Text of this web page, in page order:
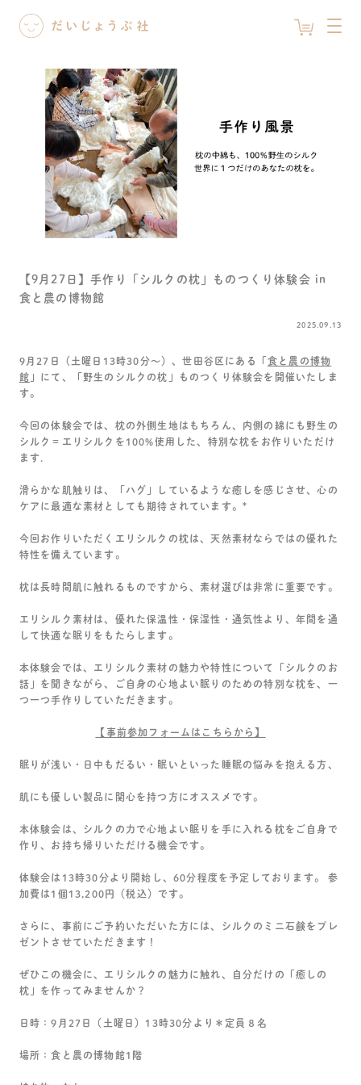
【9月27日】手作り「シルクの枕」ものつくり体験会 in
食と農の博物館
2025.09.13
9月27日（土曜日13時30分～）、世田谷区にある「食と農の博物
館 」にて、「野生のシルクの枕」ものつくり体験会を開催いたしま
す。
今回の体験会では、 枕の外側生地はもちろん、内側の綿にも野生の
シルク＝エリシルクを100%使用 した、特別な枕をお作りいただけ
ます.
滑らかな肌触り は、「ハグ」しているような癒し を感じさせ、心の
ケアに最適な素材としても期待されています。*
今回お作りいただくエリシルクの枕は、天然素材ならではの優れた
特性を備えています。
枕は長時間肌に触れるものですから、素材選びは非常に重要です。
エリシルク素材は、 優れた保温性・保湿性・通気性より、年間を通
して快適な眠りをもたらします。
本体験会では、エリシルク素材の魅力や特性について「シルクのお
話」を聞きながら、 ご自身の心地よい眠りのための特別な枕を、 一
つ一つ手作りしていただきます。
【事前参加フォームはこちらから】
眠りが浅い・日中もだるい・眠いといった睡眠の悩みを抱える方、
肌にも優しい製品に関心を持つ方にオススメです。
本体験会は、シルクの力で心地よい眠りを手に入れる枕を ご自身で
作り、お持ち帰りいただける機会です。
体験会は 13時30分より開始 し、 60分程度を予定しております。
参
加費は1個13,200円（税込）です。
さらに、 事前にご予約いただいた方には、 シルクのミニ石鹸をプレ
ゼント させていただきます！
ぜひこの機会に、エリシルクの魅力に触れ、自分だけの「癒しの
枕」を作ってみませんか？
日時：9月27日（土曜日）13時30分より＊定員８名
場所：食と農の博物館1階